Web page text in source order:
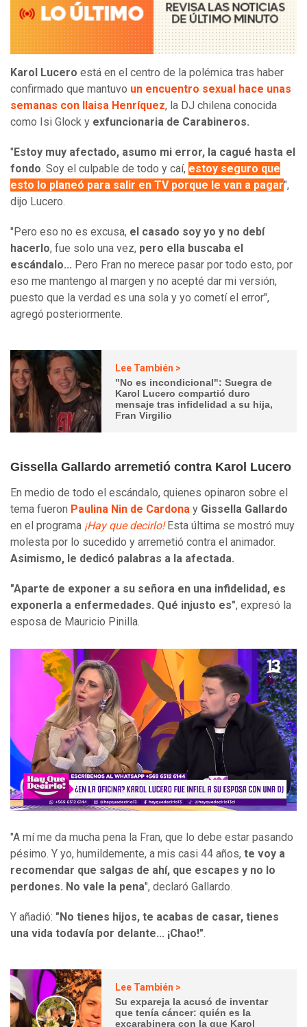
Karol Lucero está en el centro de la polémica tras haber
confirmado que mantuvo un encuentro sexual hace unas
semanas con Ilaisa Henríquez, la DJ chilena conocida
como Isi Glock y exfuncionaria de Carabineros.
"Estoy muy afectado, asumo mi error, la cagué hasta el
fondo. Soy el culpable de todo y caí, estoy seguro que
esto lo planeó para salir en TV porque le van a pagar",
dijo Lucero.
"Pero eso no es excusa, el casado soy yo y no debí
hacerlo, fue solo una vez, pero ella buscaba el
escándalo... Pero Fran no merece pasar por todo esto, por
eso me mantengo al margen y no acepté dar mi versión,
puesto que la verdad es una sola y yo cometí el error",
agregó posteriormente.
Lee También >
"No es incondicional": Suegra de
Karol Lucero compartió duro
mensaje tras infidelidad a su hija,
Fran Virgilio
Gissella Gallardo arremetió contra Karol Lucero
En medio de todo el escándalo, quienes opinaron sobre el
tema fueron Paulina Nin de Cardona y Gissella Gallardo
en el programa ¡Hay que decirlo!Esta última se mostró muy
molesta por lo sucedido y arremetió contra el animador.
Asimismo, le dedicó palabras a la afectada.
"Aparte de exponer a su señora en una infidelidad, es
exponerla a enfermedades. Qué injusto es", expresó la
esposa de Mauricio Pinilla.
"A mí me da mucha pena la Fran, que lo debe estar pasando
pésimo. Y yo, humildemente, a mis casi 44 años, te voy a
recomendar que salgas de ahí, que escapes y no lo
perdones. No vale la pena", declaró Gallardo.
Y añadió: "No tienes hijos, te acabas de casar, tienes
una vida todavía por delante... ¡Chao!".
Lee También >
Su expareja la acusó de inventar
que tenía cáncer: quién es la
excarabinera con la que Karol